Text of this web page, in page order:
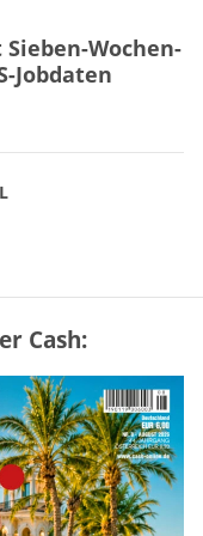
Wochen-
Jobdaten
Mieter
Wochen-
Cash: